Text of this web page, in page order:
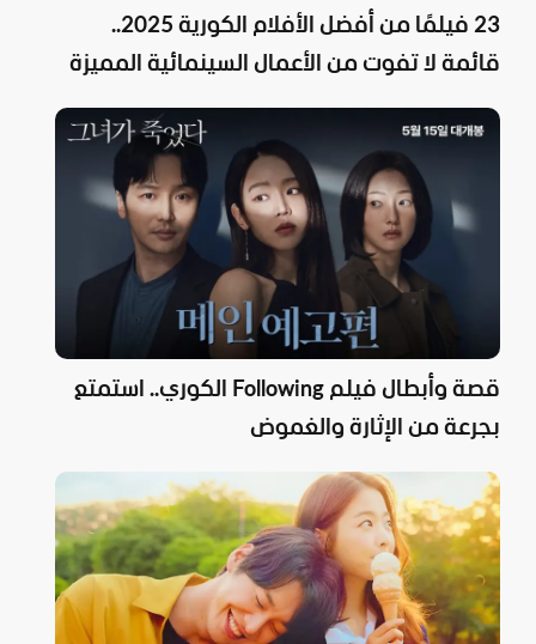
23 فيلمًا من أفضل الأفلام الكورية 2025..
قائمة لا تفوت من الأعمال السينمائية المميزة
قصة وأبطال فيلم Following الكوري.. استمتع
بجرعة من الإثارة والغموض